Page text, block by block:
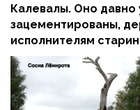
Калевалы. Оно
зацементированы,
исполнителям